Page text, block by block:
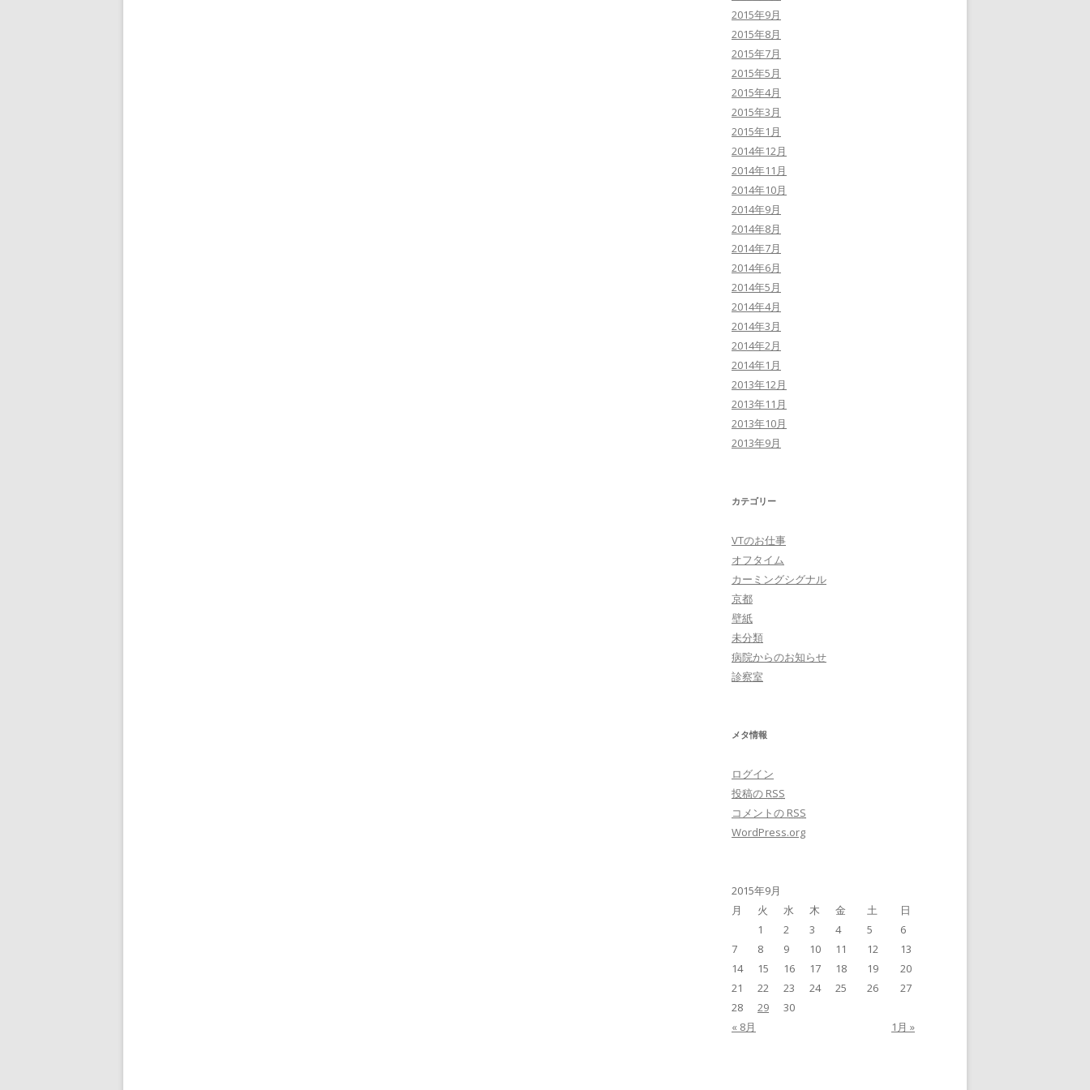
2015年9月
2015年8月
2015年7月
2015年5月
2015年4月
2015年3月
2015年1月
2014年12月
2014年11月
2014年10月
2014年9月
2014年8月
2014年7月
2014年6月
2014年5月
2014年4月
2014年3月
2014年2月
2014年1月
2013年12月
2013年11月
2013年10月
2013年9月
カテゴリー
VTのお仕事
オフタイム
カーミングシグナル
京都
壁紙
未分類
病院からのお知らせ
診察室
メタ情報
ログイン
投稿の RSS
コメントの RSS
WordPress.org
2015年9月
月
火 水 木 金 土 日
« 8月 1月 »
1 2 3 4 5
6
7
8 9 10 11 12
13
14
15 16 17 18 19
20
21
22 23 24 25 26
27
28
29 30